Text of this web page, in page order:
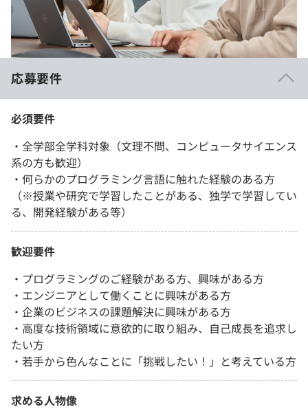
応募要件
必須要件
・全学部全学科対象（文理不問、コンピュータサイエンス
系の方も歓迎）
・何らかのプログラミング言語に触れた経験のある方
（※授業や研究で学習したことがある、独学で学習してい
る、開発経験がある等）
歓迎要件
・プログラミングのご経験がある方、興味がある方
・エンジニアとして働くことに興味がある方
・企業のビジネスの課題解決に興味がある方
・高度な技術領域に意欲的に取り組み、自己成長を追求し
たい方
・若手から色んなことに「挑戦したい！」と考えている方
求める人物像